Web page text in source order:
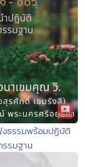
งธรรมพร้อมปฏิบัติ
รมฐาน